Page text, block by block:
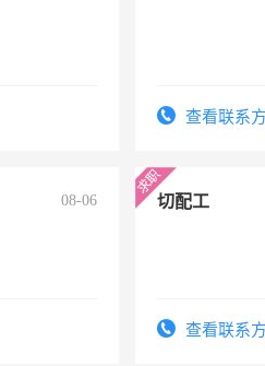
查看联系
08-06 切配工
查看联系